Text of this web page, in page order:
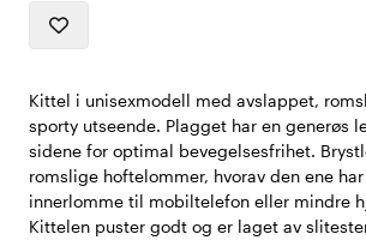
Kittel i unisexmodell med avslappet,
sporty utseende. Plagget har en generøs
sidene for optimal bevegelsesfrihet.
romslige hoftelommer, hvorav den ene
innerlomme til mobiltelefon eller mindre
Kittelen puster godt og er laget av